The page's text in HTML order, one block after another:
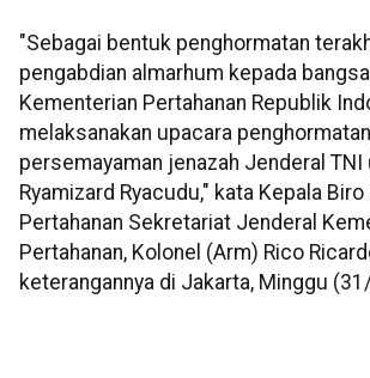
"Sebagai bentuk penghormatan
pengabdian almarhum kepada
Kementerian Pertahanan Republik
melaksanakan upacara
persemayaman jenazah Jenderal TNI
Ryamizard Ryacudu," kata Kepala
Pertahanan Sekretariat Jenderal
Pertahanan, Kolonel (Arm) Rico
keterangannya di Jakarta, Minggu